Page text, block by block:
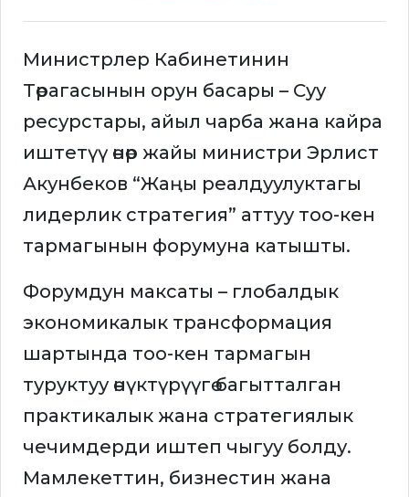
Министрлер Кабинетинин
Төрагасынын орун басары – Суу
ресурстары, айыл чарба жана кайра
иштетүү өнөр жайы министри Эрлист
Акунбеков “Жаңы реалдуулуктагы
лидерлик стратегия” аттуу тоо-кен
тармагынын форумуна катышты.
Форумдун максаты – глобалдык
экономикалык трансформация
шартында тоо-кен тармагын
туруктуу өнүктүрүүгө багытталган
практикалык жана стратегиялык
чечимдерди иштеп чыгуу болду.
Мамлекеттин, бизнестин жана